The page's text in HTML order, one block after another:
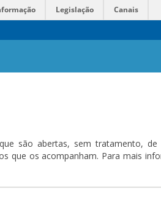
Legislação Canais
são abertas, sem tratamento, de
que os acompanham. Para mais